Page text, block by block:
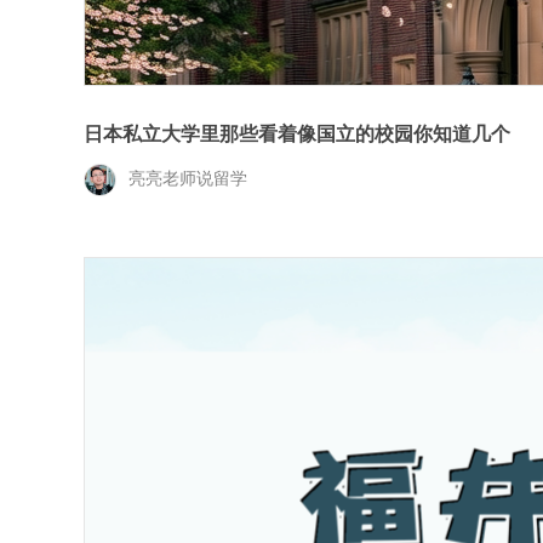
日本私立大学里那些看着像国立的校园你知道几个
亮亮老师说留学